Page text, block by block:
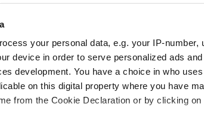
your personal data, e.g. your IP-
device in order to serve personalized ads
development. You have a choice in who
on this digital property where you have
from the Cookie Declaration or by clicking
die Bewertungen
E Eugen56
Sept. 2025
Dieser Platz hat nichts, was es